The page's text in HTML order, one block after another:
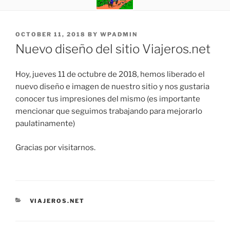
POSTED
ON
OCTOBER 11, 2018 BY WPADMIN
Nuevo diseño del sitio Viajeros.net
Hoy, jueves 11 de octubre de 2018, hemos liberado el
nuevo diseño e imagen de nuestro sitio y nos gustaria
conocer tus impresiones del mismo (es importante
mencionar que seguimos trabajando para mejorarlo
paulatinamente)
Gracias por visitarnos.
CATEGORIES
VIAJEROS.NET